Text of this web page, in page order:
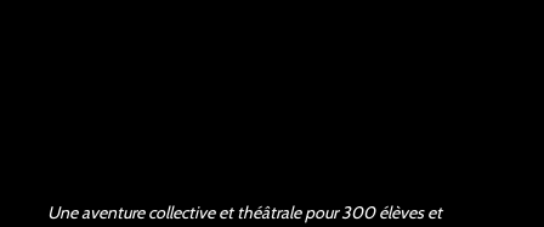
Une aventure collective et théâtrale pour 300 élèves et